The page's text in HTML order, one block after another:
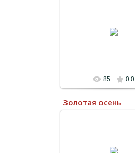
85 0.0
Золотая осень